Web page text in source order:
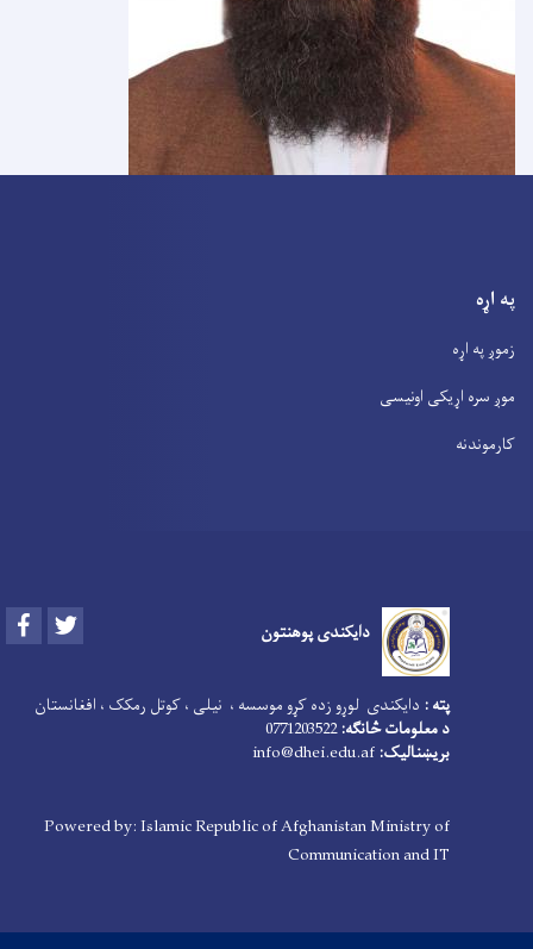
په اړه
زموږ په اړه
موږ سره اړیکی اونیسی
کارموندنه
دایکندی پوهنتون Facebook
پته : دایکندی لوړو زده کړو موسسه ، نیلی ، کوتل رمکک ، افغانستان
د معلومات څانګه:0771203522
بریښنالیک:
Powered by: Islamic Republic of Afghanistan Ministry of
Communication and IT